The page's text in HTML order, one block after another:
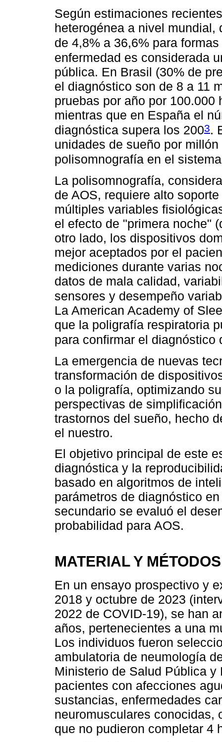
Según estimaciones
heterogénea a nivel mundial,
de 4,8% a 36,6% para
enfermedad es considerada
pública. En Brasil (30% de
el diagnóstico son de 8 a 11
pruebas por año por
mientras que en España el
diagnóstica supera los 2003.
unidades de sueño por
polisomnografía en el
La polisomnografía,
de AOS, requiere alto
múltiples variables
el efecto de "primera noche"
otro lado, los dispositivos
mejor aceptados por el
mediciones durante varias
datos de mala calidad,
sensores y desempeño
La American Academy of
que la poligrafía respiratoria
para confirmar el diagnóstico
La emergencia de nuevas
transformación de
o la poligrafía, optimizando
perspectivas de
trastornos del sueño, hecho
el nuestro.
El objetivo principal de este
diagnóstica y la
basado en algoritmos de
parámetros de diagnóstico
secundario se evaluó el
probabilidad para AOS.
MATERIAL Y MÉTODOS
En un ensayo prospectivo y
2018 y octubre de 2023
2022 de COVID-19), se han
años, pertenecientes a una
Los individuos fueron
ambulatoria de neumología
Ministerio de Salud Pública
pacientes con afecciones
sustancias, enfermedades
neuromusculares conocidas,
que no pudieron completar 4